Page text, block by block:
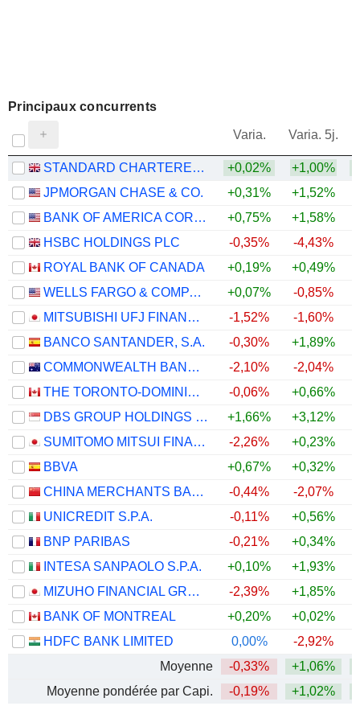
Principaux concurrents
Varia. Varia. 5j.
STANDARD CHARTERED PLC
+0,02% +1,00%
JPMORGAN CHASE & CO.
+0,31% +1,52%
BANK OF AMERICA CORPORATION
+0,75% +1,58%
HSBC HOLDINGS PLC
-0,35% -4,43%
ROYAL BANK OF CANADA
+0,19% +0,49%
WELLS FARGO & COMPANY
+0,07% -0,85%
MITSUBISHI UFJ FINANCIAL GROUP, INC.
-1,52% -1,60%
BANCO SANTANDER, S.A.
-0,30% +1,89%
COMMONWEALTH BANK OF AUSTRALIA
-2,10% -2,04%
THE TORONTO-DOMINION BANK
-0,06% +0,66%
DBS GROUP HOLDINGS LTD
+1,66% +3,12%
SUMITOMO MITSUI FINANCIAL GROUP, INC.
-2,26% +0,23%
BBVA
+0,67% +0,32%
CHINA MERCHANTS BANK CO., LTD.
-0,44% -2,07%
UNICREDIT S.P.A.
-0,11% +0,56%
BNP PARIBAS
-0,21% +0,34%
INTESA SANPAOLO S.P.A.
+0,10% +1,93%
MIZUHO FINANCIAL GROUP, INC.
-2,39% +1,85%
BANK OF MONTREAL
+0,20% +0,02%
HDFC BANK LIMITED
0,00% -2,92%
Moyenne
-0,33% +1,06%
Moyenne pondérée par Capi.
-0,19% +1,02%